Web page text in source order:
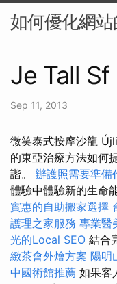
如何優化網
Je Tall
Sep 11, 2013
微笑泰式按摩沙龍
的東亞治療方法如何
諧。 辦護照需要準備
體驗中體驗新的生命
實惠的自助搬家選擇
護理之家服務 專業醫
光的Local SEO 結合
緻茶會外燴方案 陽明
中國術館推薦 如果客